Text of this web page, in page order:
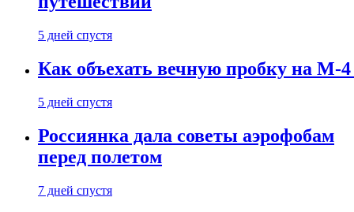
5 дней спустя
Как объехать вечную пробку на М-
5 дней спустя
Россиянка дала советы аэрофобам
перед полетом
7 дней спустя